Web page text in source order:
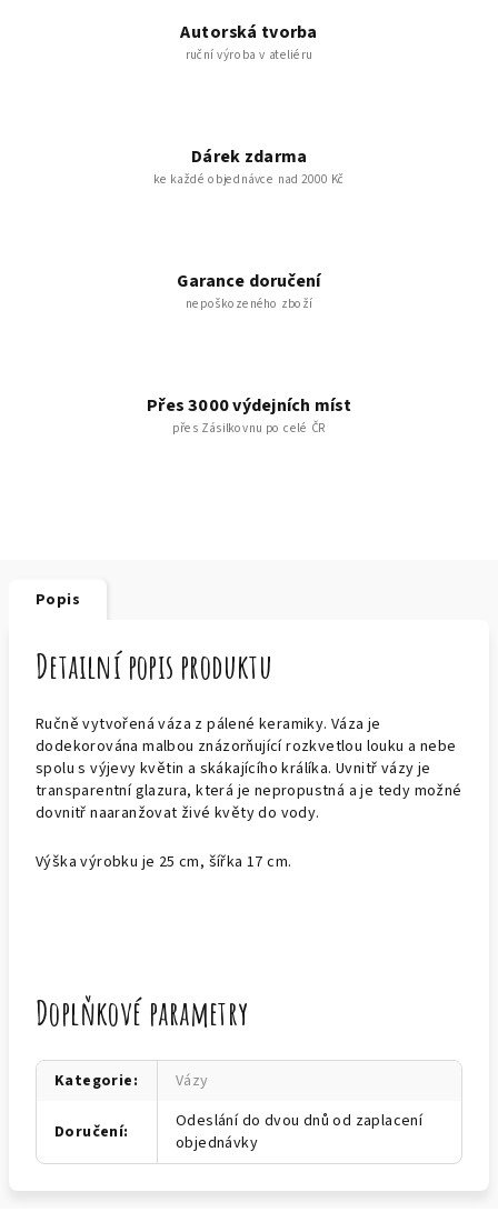
Autorská tvorba
ruční výroba v ateliéru
Dárek zdarma
ke každé objednávce nad 2000 Kč
Garance doručení
nepoškozeného zboží
Přes 3000 výdejních míst
přes Zásilkovnu po celé ČR
Popis
Detailní popis produktu
Ručně vytvořená váza z pálené keramiky. Váza je
dodekorována malbou znázorňující rozkvetlou louku a nebe
spolu s výjevy květin a skákajícího králíka. Uvnitř vázy je
transparentní glazura, která je nepropustná a je tedy možné
dovnitř naaranžovat živé květy do vody.
Výška výrobku je 25 cm, šířka 17 cm.
Doplňkové parametry
Kategorie: Vázy
Doručení:
Odeslání do dvou dnů od zaplacení
objednávky